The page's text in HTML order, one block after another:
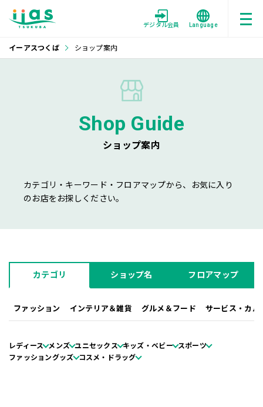
デジタル会員 Language
イーアスつくば ショップ案内
Shop Guide
ショップ案内
カテゴリ・キーワード・フロアマップから、お気に入り
のお店をお探しください。
カテゴリ ショップ名 フロアマップ
ファッション インテリア＆雑貨 グルメ＆フード サービス・カル
レディース メンズ ユニセックス キッズ・ベビー スポーツ
ファッショングッズ コスメ・ドラッグ